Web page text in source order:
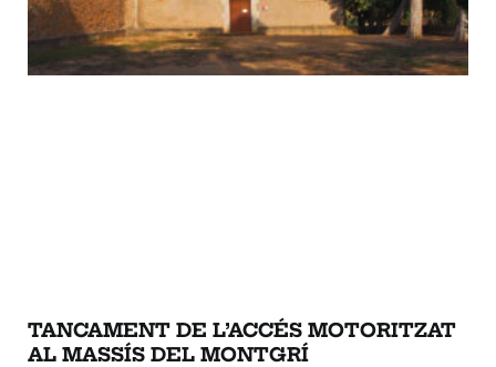
TANCAMENT DE L’ACCÉS MOTORITZAT
AL MASSÍS DEL MONTGRÍ